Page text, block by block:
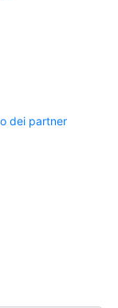
dei partner